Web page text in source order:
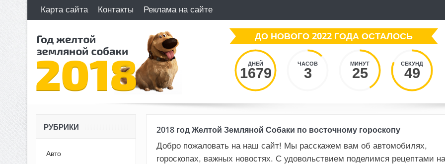
Карта сайта Контакты Реклама на сайте
ДО НОВОГО 2022 ГОДА ОСТАЛОСЬ
ДНЕЙ
1679
ЧАСОВ
3
МИНУТ
25
СЕКУНД
50
2018 год Желтой Земляной Собаки по восточному гороскопу
Добро пожаловать на наш сайт! Мы расскажем вам об автомобилях,
гороскопах, важных новостях. С удовольствием поделимся рецептами на
РУБРИКИ
Авто